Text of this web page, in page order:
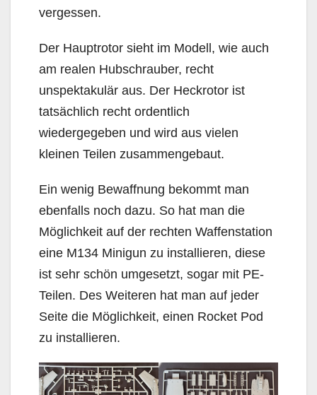
vergessen.
Der Hauptrotor sieht im Modell, wie auch
am realen Hubschrauber, recht
unspektakulär aus. Der Heckrotor ist
tatsächlich recht ordentlich
wiedergegeben und wird aus vielen
kleinen Teilen zusammengebaut.
Ein wenig Bewaffnung bekommt man
ebenfalls noch dazu. So hat man die
Möglichkeit auf der rechten Waffenstation
eine M134 Minigun zu installieren, diese
ist sehr schön umgesetzt, sogar mit PE-
Teilen. Des Weiteren hat man auf jeder
Seite die Möglichkeit, einen Rocket Pod
zu installieren.